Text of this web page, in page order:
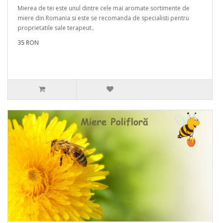
Mierea de tei este unul dintre cele mai aromate sortimente de
miere din Romania si este se recomanda de specialisti pentru
proprietatile sale terapeut..
35 RON